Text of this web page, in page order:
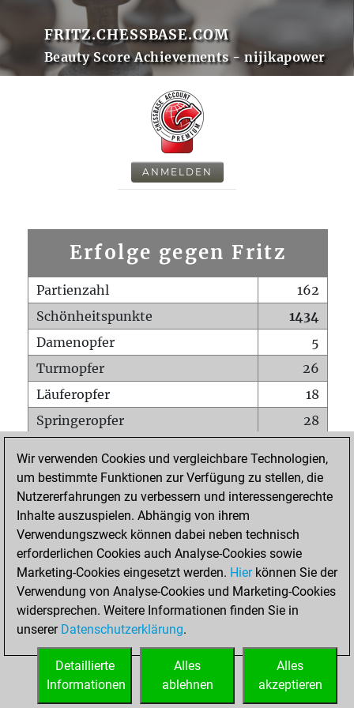
FRITZ.CHESSBASE.COM
Beauty Score Achievements - nijikapower
ANMELDEN
Erfolge gegen Fritz
Partienzahl
162
Schönheitspunkte
1434
Damenopfer
5
Turmopfer
26
Läuferopfer
18
Springeropfer
28
Matt auf vollem Brett
0
Bauer setzt Matt
4
Erstickte Matts
Unterverwandlungen
Türme auf der siebten
0
STARTSEITE
Wir verwenden Cookies und vergleichbare Technologien,
um bestimmte Funktionen zur Verfügung zu stellen, die
Nutzererfahrungen zu verbessern und interessengerechte
Inhalte auszuspielen. Abhängig von ihrem
Verwendungszweck können dabei neben technisch
erforderlichen Cookies auch Analyse-Cookies sowie
Marketing-Cookies eingesetzt werden. Hierkönnen Sie der
Verwendung von Analyse-Cookies und Marketing-Cookies
widersprechen. Weitere Informationen finden Sie in
unserer Datenschutzerklärung.
Alles
akzeptieren
Alles
ablehnen
Detaillierte
Informationen